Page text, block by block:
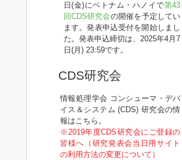
日(金)にベトナム・ハノイで第43
回CDS研究会の開催を予定してい
ます。発表申込受付を開始しまし
た。発表申込締切は、2025年4月7
日(月) 23:59です。
CDS研究会
情報処理学会 コンシューマ・デバ
イス＆システム (CDS) 研究会の情
報はこちら。
※2019年度CDS研究会にご登録の
皆様へ（研究発表会当日用サイト
の利用方法の変更について）